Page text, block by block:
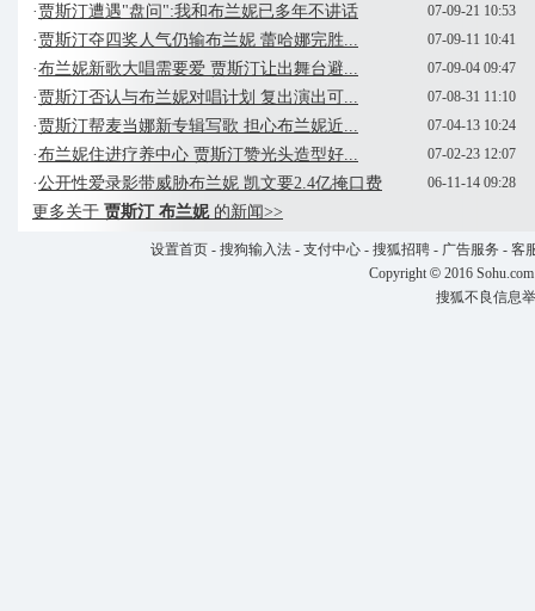
07-09-21 10:53
·贾斯汀遭遇"盘问":我和布兰妮已多年不讲话
07-09-11 10:41
·贾斯汀夺四奖人气仍输布兰妮 蕾哈娜完胜...
07-09-04 09:47
·布兰妮新歌大唱需要爱 贾斯汀让出舞台避...
07-08-31 11:10
·贾斯汀否认与布兰妮对唱计划 复出演出可...
07-04-13 10:24
·贾斯汀帮麦当娜新专辑写歌 担心布兰妮近...
07-02-23 12:07
·布兰妮住进疗养中心 贾斯汀赞光头造型好...
06-11-14 09:28
·公开性爱录影带威胁布兰妮 凯文要2.4亿掩口费
更多关于 贾斯汀 布兰妮的新闻>>
设置首页- 搜狗输入法- 支付中心- 搜狐招聘- 广告服务 - 客
Copyright © 2016
搜狐不良信息